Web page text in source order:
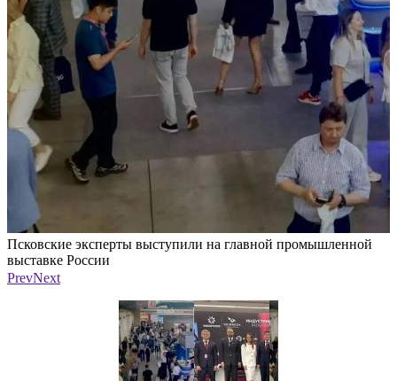
Псковские эксперты выступили на главной промышленной
выставке России
Фото: Фонд инвестиционного развития Псковской области
PrevNext